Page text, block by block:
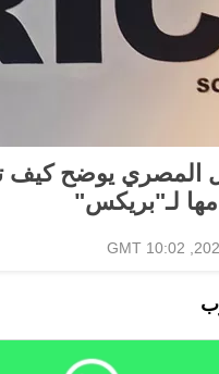
المصري يوضح كيف
لـ"بريكس"